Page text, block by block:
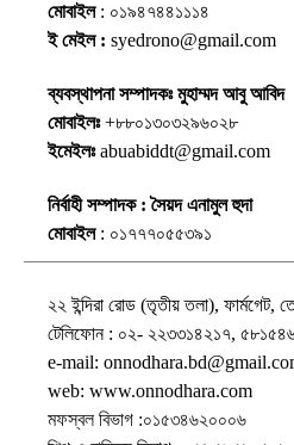
মোবাইল: ০১৯৪৭৪৪১১১৪
ই মেইল : syedrono@gmail.com
ব্যবস্থাপনা সম্পাদকঃ মুহাম্মদ আবু আবিদ
মোবাইলঃ+৮৮০১৩০৩২৯৬০২৮
ইমেইলঃabuabiddt@gmail.com
নির্বাহী সম্পাদক : সৈয়দ এনামুল হুদা
মোবাইল: ০১৭৭৭০৫৫৩৯১
২২ ইন্দিরা রোড (তৃতীয় তলা), ফার্মগেট,
টেলিফোন : ০২- ২২৩৩১৪২১৭,
e-mail:
web: www.onnodhara.com
মফস্বল বিভাগ :০১৫৩৪৬২০০০৬